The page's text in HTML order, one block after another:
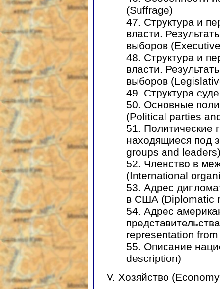
(Suffrage)
47. Структура и
власти.
выборов
48. Структура и
власти.
выборов
49. Структура
50. Основные
(Political parties
51. Политические
находящиеся под
groups and leaders)
52. Членство в
(International
53. Адрес
в США (Diplomatic
54. Адрес
representation
55. Описание
description)
V. Хозяйство